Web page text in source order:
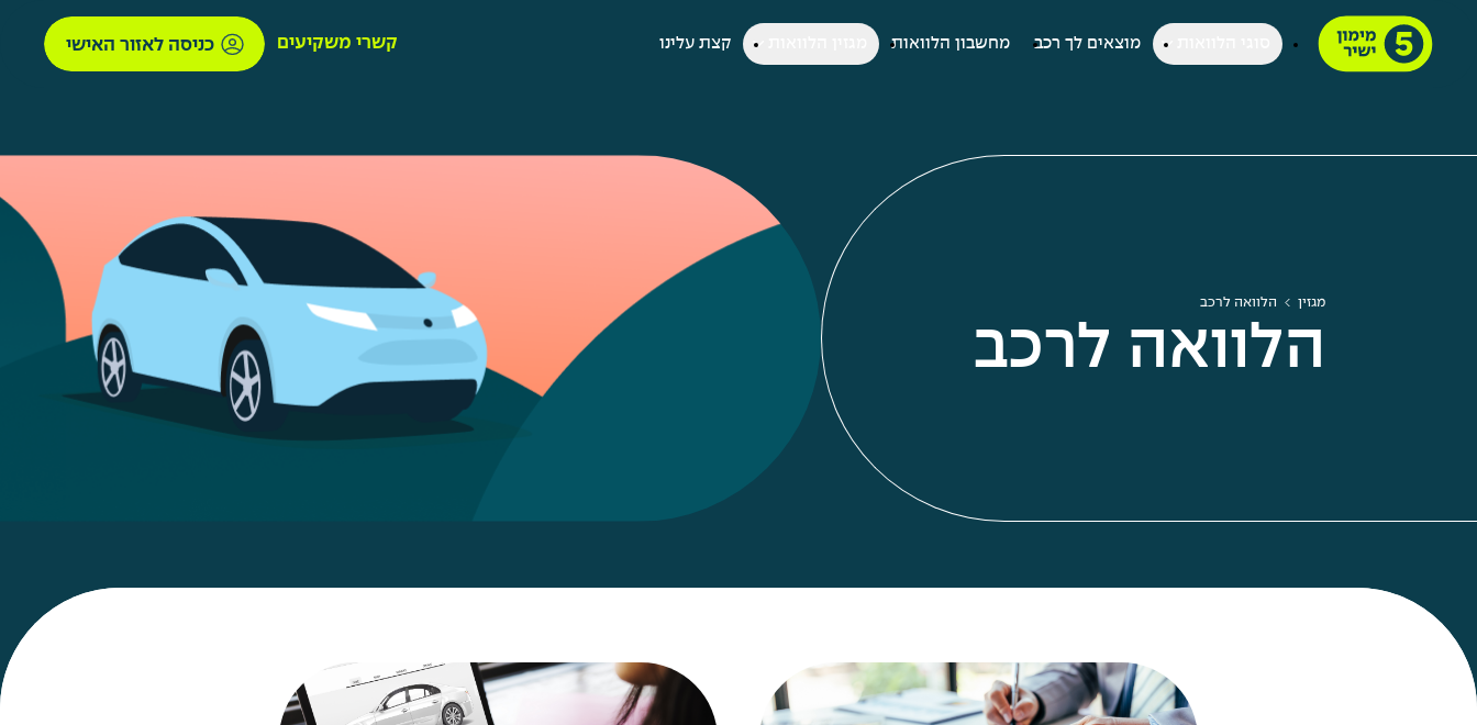
מוצאים לך רכב מחשבון הלוואות קצת עלינו קשרי משקיעים כניסה לאזור האישי
מגזין הלוואה לרכב
הלוואה לרכב